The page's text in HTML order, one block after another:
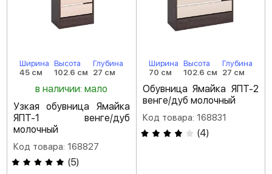
Ширина
45 см
Высота
102.6 см
Глубина
27 см
в наличии: мало
Узкая обувница Ямайка
ЯПТ-1 венге/дуб
молочный
Код товара: 168827
(5)
Ширина
70 см
Высота
102.6 см
Глубина
27 см
Обувница Ямайка ЯПТ-2
венге/дуб молочный
Код товара: 168831
(4)